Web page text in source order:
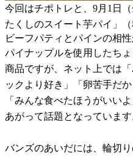
今回はチポトレと、9月1日
たくしのスイート芋パイ」
ビーフパティとパインの相性
パイナップルを使用したち
商品ですが、ネット上では
ックより好き」「卵苦手だ
「みんな食べたほうがいい
あがって話題となっています
バンズのあいだには、輪切